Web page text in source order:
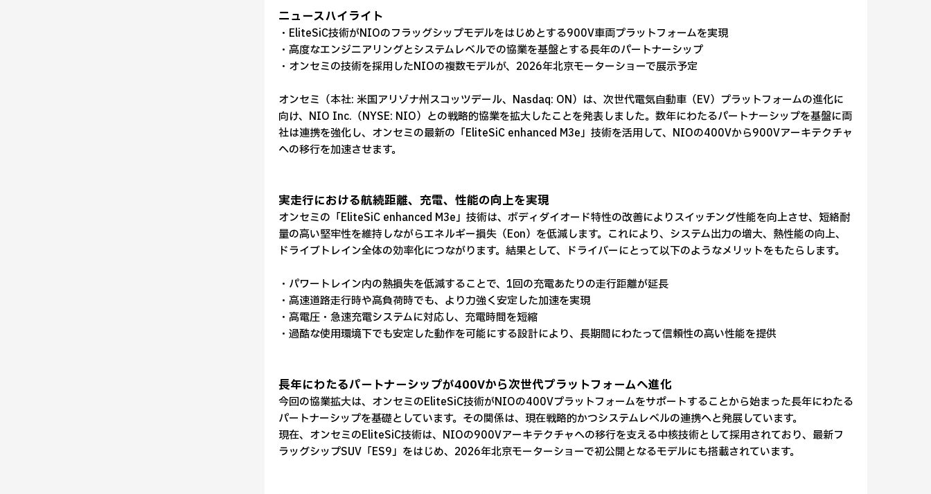
ニュースハイライト
・EliteSiC技術がNIOのフラッグシップモデルをはじめとする900V車両プラットフォームを実現
・高度なエンジニアリングとシステムレベルでの協業を基盤とする長年のパートナーシップ
・オンセミの技術を採用したNIOの複数モデルが、2026年北京モーターショーで展示予定
オンセミ（本社: 米国アリゾナ州スコッツデール、Nasdaq: ON）は、次世代電気自動車（EV）プラットフォームの進化に
向け、NIO Inc.（NYSE: NIO）との戦略的協業を拡大したことを発表しました。数年にわたるパートナーシップを基盤に両
社は連携を強化し、オンセミの最新の「EliteSiC enhanced M3e」技術を活用して、NIOの400Vから900Vアーキテクチャ
への移行を加速させます。
実走行における航続距離、充電、性能の向上を実現
オンセミの「EliteSiC enhanced M3e」技術は、ボディダイオード特性の改善によりスイッチング性能を向上させ、短絡耐
量の高い堅牢性を維持しながらエネルギー損失（Eon）を低減します。これにより、システム出力の増大、熱性能の向上、
ドライブトレイン全体の効率化につながります。結果として、ドライバーにとって以下のようなメリットをもたらします。
・パワートレイン内の熱損失を低減することで、1回の充電あたりの走行距離が延長
・高速道路走行時や高負荷時でも、より力強く安定した加速を実現
・高電圧・急速充電システムに対応し、充電時間を短縮
・過酷な使用環境下でも安定した動作を可能にする設計により、長期間にわたって信頼性の高い性能を提供
長年にわたるパートナーシップが400Vから次世代プラットフォームへ進化
今回の協業拡大は、オンセミのEliteSiC技術がNIOの400Vプラットフォームをサポートすることから始まった長年にわたる
パートナーシップを基礎としています。その関係は、現在戦略的かつシステムレベルの連携へと発展しています。
現在、オンセミのEliteSiC技術は、NIOの900Vアーキテクチャへの移行を支える中核技術として採用されており、最新フ
ラッグシップSUV「ES9」をはじめ、2026年北京モーターショーで初公開となるモデルにも搭載されています。